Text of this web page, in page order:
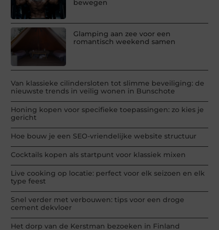
bewegen
Glamping aan zee voor een
romantisch weekend samen
Van klassieke cilindersloten tot slimme beveiliging: de
nieuwste trends in veilig wonen in Bunschote
Honing kopen voor specifieke toepassingen: zo kies je
gericht
Hoe bouw je een SEO-vriendelijke website structuur
Cocktails kopen als startpunt voor klassiek mixen
Live cooking op locatie: perfect voor elk seizoen en elk
type feest
Snel verder met verbouwen: tips voor een droge
cement dekvloer
Het dorp van de Kerstman bezoeken in Finland